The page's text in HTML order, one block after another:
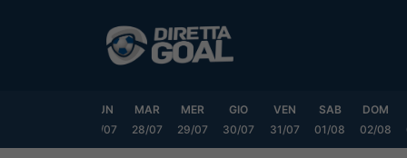
LUN
27/07
MAR
28/07
MER
29/07
GIO
30/07
VEN
31/07
SAB
01/08
DOM
02/08